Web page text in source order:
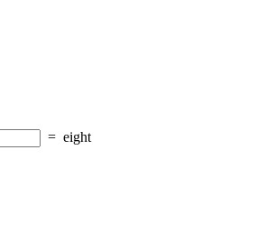
= eight